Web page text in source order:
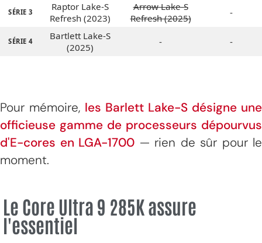
SÉRIE 3
Raptor Lake-S
Refresh (2023)
Arrow Lake-S
Refresh (2025)
-
SÉRIE 4
Bartlett Lake-S
(2025)
- -
Pour mémoire, les Barlett Lake-S désigne une
officieuse gamme de processeurs dépourvus
d'E-cores en LGA-1700 — rien de sûr pour le
moment.
Le Core Ultra 9 285K assure
l'essentiel